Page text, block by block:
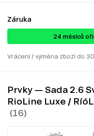
Záruka
24 ​​​​měsíců
Vrácení / výměna zboží do
Prvky — Sada 2.6
RioLine Luxe /